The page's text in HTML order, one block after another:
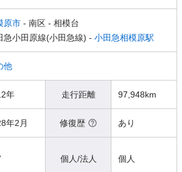
原市 - 南区 - 相模台
急小田原線(小田急線) - 小田急相模原駅
他
年 走行距離 97,948km
年2月 修復歴 あり
個人/法人 個人